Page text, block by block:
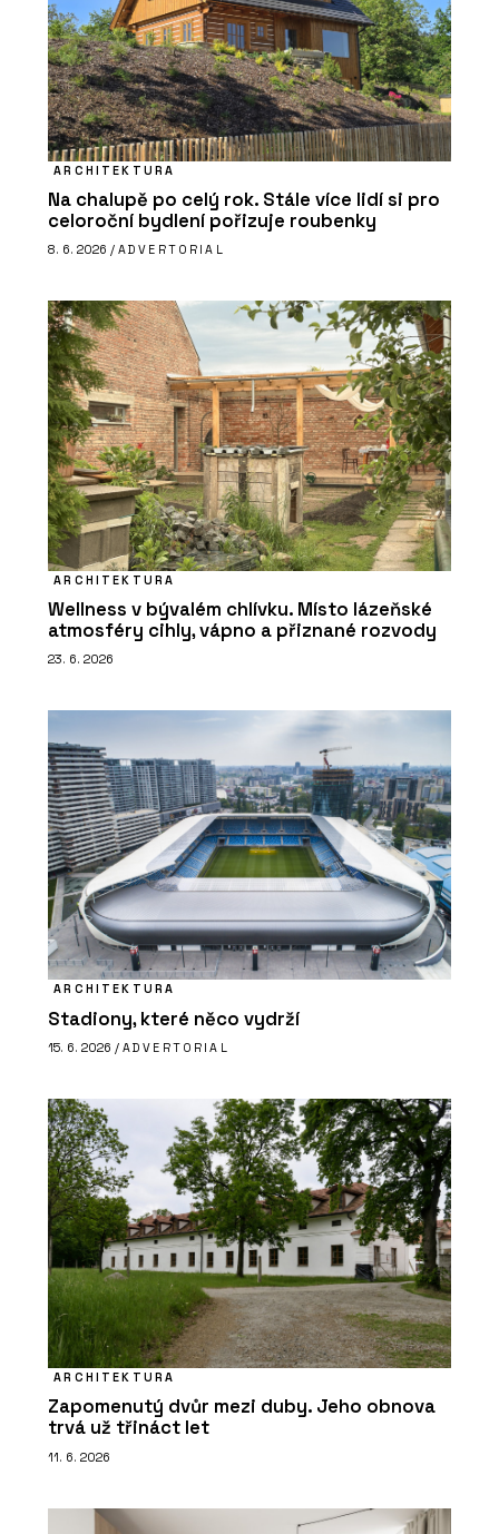
ARCHITEKTURA
Na chalupě po celý rok. Stále více lidí si pro
celoroční bydlení pořizuje roubenky
8. 6. 2026 / ADVERTORIAL
ARCHITEKTURA
Wellness v bývalém chlívku. Místo lázeňské
atmosféry cihly, vápno a přiznané rozvody
23. 6. 2026
ARCHITEKTURA
Stadiony, které něco vydrží
15. 6. 2026 / ADVERTORIAL
ARCHITEKTURA
Zapomenutý dvůr mezi duby. Jeho obnova
trvá už třináct let
11. 6. 2026